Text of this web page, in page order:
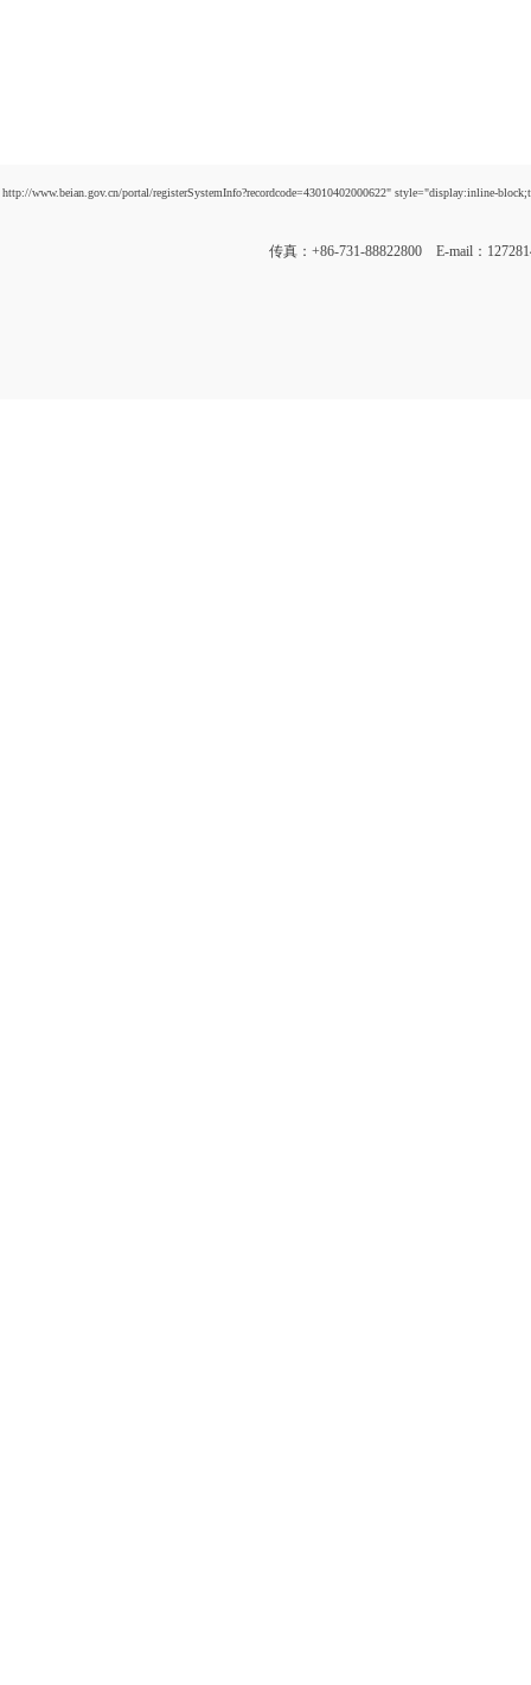
http://www.beian.gov.cn/portal/registerSystemInfo?recordcode=43010402000622" style="display:inline-
传真：+86-731-88822800 E-mail：